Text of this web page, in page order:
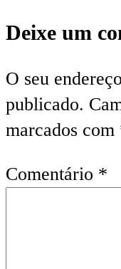
Deixe um
O seu
publicado.
marcados com
Comentário *